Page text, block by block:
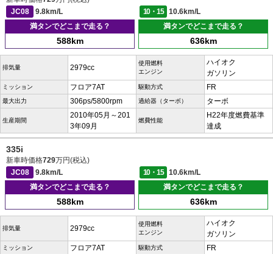
JC08
9.8km/L 10・15
10.6km/L
満タンでどこまで走る？
588km
満タンでどこまで走る？
636km
排気量 2979cc
使用燃料
エンジン
ハイオク
ガソリン
ミッション フロア7AT 駆動方式 FR
最大出力 306ps/5800rpm 過給器（ターボ） ターボ
生産期間
2010年05月～201
3年09月
燃費性能
H22年度燃費基準
達成
335i
新車時価格729万円(税込)
JC08
9.8km/L 10・15
10.6km/L
満タンでどこまで走る？
588km
満タンでどこまで走る？
636km
排気量 2979cc
使用燃料
エンジン
ハイオク
ガソリン
ミッション フロア7AT 駆動方式 FR